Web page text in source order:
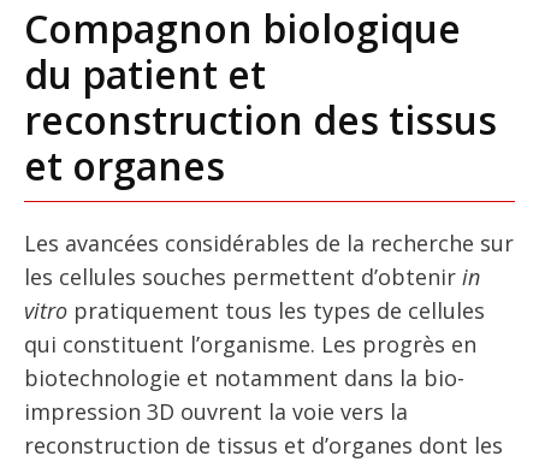
Compagnon biologique
du patient et
reconstruction des tissus
et organes
Les avancées considérables de la recherche sur
les cellules souches permettent d’obtenir in
vitro pratiquement tous les types de cellules
qui constituent l’organisme. Les progrès en
biotechnologie et notamment dans la bio-
impression 3D ouvrent la voie vers la
reconstruction de tissus et d’organes dont les